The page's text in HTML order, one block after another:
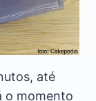
até
o momento